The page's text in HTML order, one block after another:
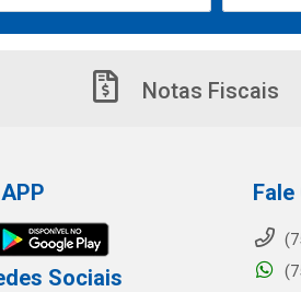
Notas Fiscais
Sociais